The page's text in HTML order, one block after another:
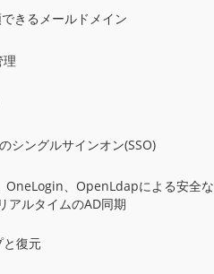
きるメールドメイン
理
シングルサインオン(SSO)
、OpenLdapによる安全な
アルタイムのAD同期
と復元